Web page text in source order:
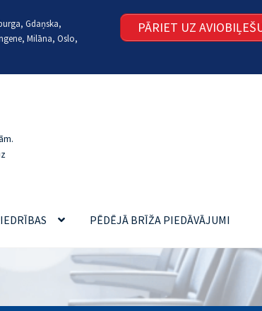
Gdaņska,
Milāna, Oslo,
PĀRIET UZ
PĒDĒJĀ BRĪŽA PIEDĀVĀJUMI
LĒTI LIDOJUMI, REZERVĒŠANA